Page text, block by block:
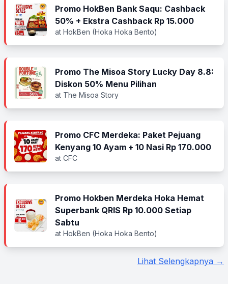
Promo HokBen Bank Saqu: Cashback
50% + Ekstra Cashback Rp 15.000
at HokBen (Hoka Hoka Bento)
Promo The Misoa Story Lucky Day 8.8:
Diskon 50% Menu Pilihan
at The Misoa Story
Promo CFC Merdeka: Paket Pejuang
Kenyang 10 Ayam + 10 Nasi Rp 170.000
at CFC
Promo Hokben Merdeka Hoka Hemat
Superbank QRIS Rp 10.000 Setiap
Sabtu
at HokBen (Hoka Hoka Bento)
Lihat Selengkapnya →